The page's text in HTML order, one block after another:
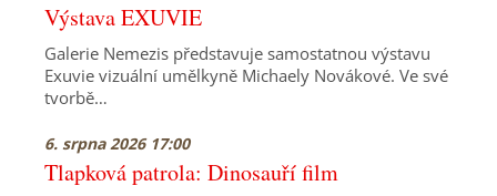
Výstava EXUVIE
Galerie Nemezis představuje samostatnou výstavu
Exuvie vizuální umělkyně Michaely Novákové. Ve své
tvorbě…
6. srpna 2026 17:00
Tlapková patrola: Dinosauří film